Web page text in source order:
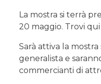
La mostra si terrà
20 maggio. Trovi qui
Sarà attiva la
generalista e
commercianti di